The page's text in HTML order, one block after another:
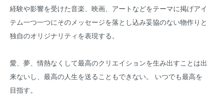
経験や影響を受けた音楽、映画、アートなどをテーマに掲げアイ
テム一つ一つにそのメッセージを落とし込み妥協のない物作りと
独自のオリジナリティを表現する。
愛、夢、情熱なくして最高のクリエイションを生み出すことは出
来ないし、最高の人生を送ることもできない。 いつでも最高を
目指す。